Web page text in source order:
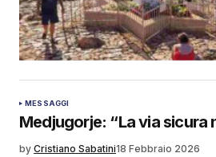
MESSAGGI
Medjugorje: “La via sicura
by Cristiano Sabatini18 Febbraio 2026